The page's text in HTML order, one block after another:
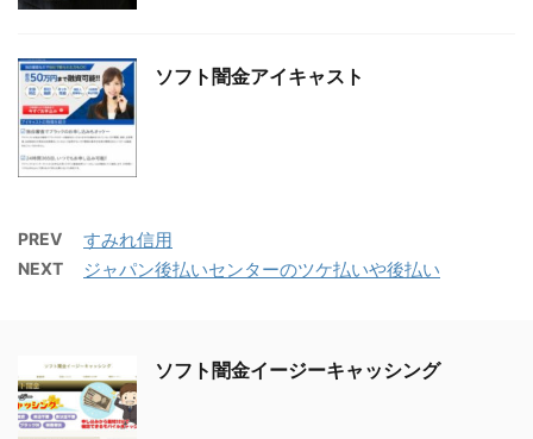
ソフト闇金アイキャスト
PREV すみれ信用
NEXT ジャパン後払いセンターのツケ払いや後払い
ソフト闇金イージーキャッシング